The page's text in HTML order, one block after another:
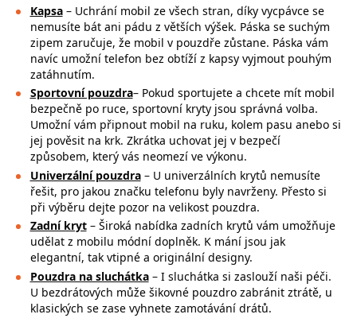
Kapsa– Uchrání mobil ze všech stran, díky vycpávce se
nemusíte bát ani pádu z větších výšek. Páska se suchým
zipem zaručuje, že mobil v pouzdře zůstane. Páska vám
navíc umožní telefon bez obtíží z kapsy vyjmout pouhým
zatáhnutím.
Sportovní pouzdra– Pokud sportujete a chcete mít mobil
bezpečně po ruce, sportovní kryty jsou správná volba.
Umožní vám připnout mobil na ruku, kolem pasu anebo si
jej pověsit na krk. Zkrátka uchovat jej v bezpečí
způsobem, který vás neomezí ve výkonu.
Univerzální pouzdra – U univerzálních krytů nemusíte
řešit, pro jakou značku telefonu byly navrženy. Přesto si
při výběru dejte pozor na velikost pouzdra.
Zadní kryt– Široká nabídka zadních krytů vám umožňuje
udělat z mobilu módní doplněk. K mání jsou jak
elegantní, tak vtipné a originální designy.
Pouzdra na sluchátka– I sluchátka si zaslouží naši péči.
U bezdrátových může šikovné pouzdro zabránit ztrátě, u
klasických se zase vyhnete zamotávání drátů.